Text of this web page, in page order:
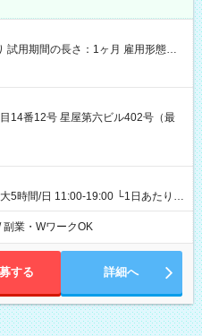
試用期間の長さ：1ヶ月 雇用形態、
14番12号 星屋第六ビル402号（最
5時間/日 11:00-19:00 └1日あたりの
時間帯内であれば、いつでも勤務可
お好きな曜日でご勤務いただけま
由な働き方が可能なお仕事です！
副業・WワークOK
する 詳細へ